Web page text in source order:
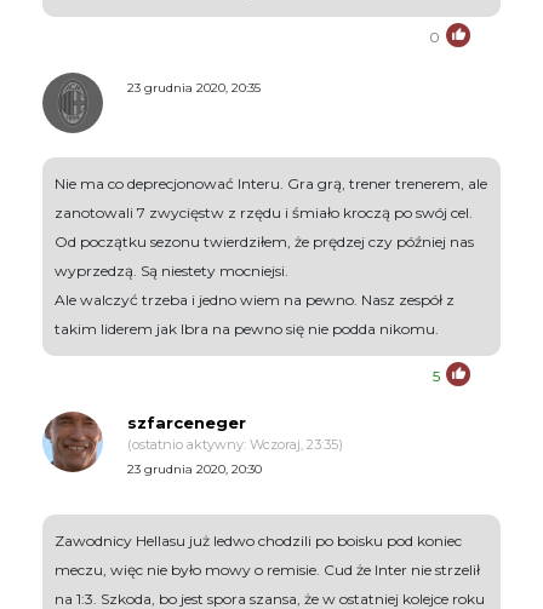
0
23 grudnia 2020, 20:35
Nie ma co deprecjonować Interu. Gra grą, trener trenerem, ale
zanotowali 7 zwycięstw z rzędu i śmiało kroczą po swój cel.
Od początku sezonu twierdziłem, że prędzej czy później nas
wyprzedzą. Są niestety mocniejsi.
Ale walczyć trzeba i jedno wiem na pewno. Nasz zespół z
takim liderem jak Ibra na pewno się nie podda nikomu.
5
szfarceneger
(ostatnio aktywny: Wczoraj, 23:35)
23 grudnia 2020, 20:30
Zawodnicy Hellasu już ledwo chodzili po boisku pod koniec
meczu, więc nie było mowy o remisie. Cud że Inter nie strzelił
na 1:3. Szkoda, bo jest spora szansa, że w ostatniej kolejce roku